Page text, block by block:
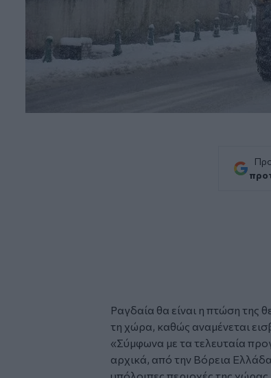
Ραγδαία θα είναι η πτώση της
τη χώρα, καθώς αναμένεται
«Σύμφωνα με τα τελευταία
αρχικά, από την Βόρεια Ελλάδα